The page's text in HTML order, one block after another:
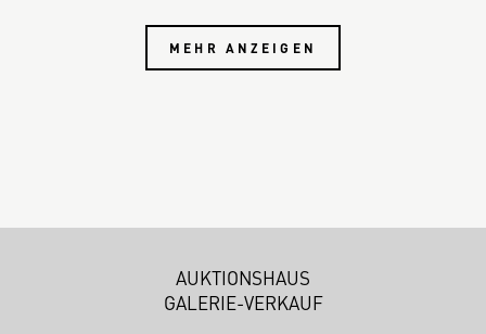
MEHR ANZEIGEN
AUKTIONSHAUS
GALERIE-VERKAUF